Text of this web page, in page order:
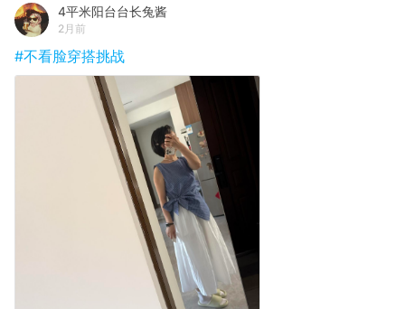
4平米阳台台长兔酱
2月前
#不看脸穿搭挑战